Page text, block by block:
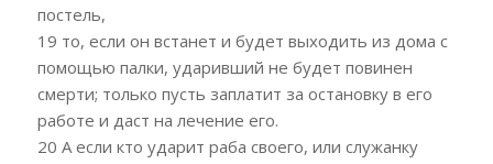
постель,
19 то, если он встанет и будет выходить из дома с
помощью палки, ударивший не будет повинен
смерти; только пусть заплатит за остановку в его
работе и даст на лечение его.
20 А если кто ударит раба своего, или служанку